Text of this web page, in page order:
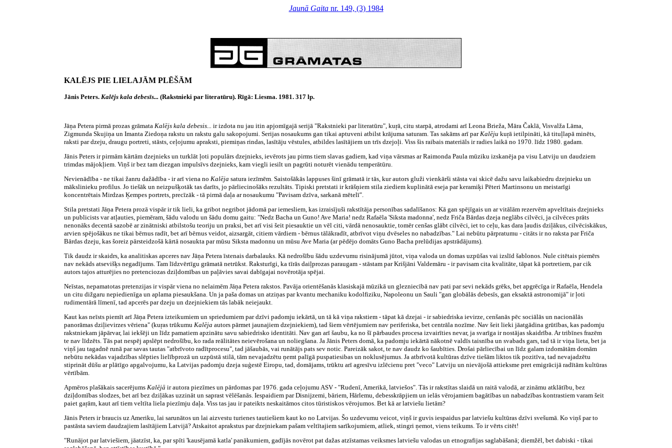
Jaunā Gaitanr. 149, (3) 1984
KALĒJS PIE LIELAJĀM PLĒŠĀM
Jānis Peters. Kalējs kala debesīs... (Rakstnieki par literatūru). Rīgā: Liesma. 1981. 317 lp.
Jāņa Petera pirmā prozas grāmata Kalējs kala debesis... ir izdota nu jau itin apjomīgajā serijā "Rakstnieki par literatūru", kuŗā, citu starpā, atrodami arī Leona Brieža, Māra Čaklā, Visvalža Lāma,
Zigmunda Skujiņa un Imanta Ziedoņa rakstu un rakstu galu sakopojumi. Serijas nosaukums gan tikai aptuveni atbilst krājuma saturam. Tas sakāms arī parKalēju kuŗā ietilpināti, kā tituļlapā minēts,
raksti par dzeju, draugu portreti, stāsts, ceļojumu apraksti, piemiņas rindas, lasītāju vēstules, atbildes lasītājiem un trīs dzejoļi. Viss šis raibais materiāls ir radies laikā no 1970. līdz 1980. gadam.
Jānis Peters ir pirmām kārtām dzejnieks un turklāt ļoti populārs dzejnieks, ievērots jau pirms tiem slavas gadiem, kad viņa vārsmas ar Raimonda Paula mūziku izskanēja pa visu Latviju un daudziem
trimdas mājokļiem. Viņš ir bez tam diezgan impulsīvs dzejnieks, kam viegli iesilt un pagrūti noturēt vienādu temperātūru.
Nevienādība - ne tikai žanru dažādība - ir arī viena no Kalēja satura iezīmēm. Saistošākās lappuses šinī grāmatā ir tās, kur autors gluži vienkārši stāsta vai skicē dažu savu laikabiedru dzejnieku un
mākslinieku profilus. Jo tiešāk un neizpušķotāk tas darīts, jo pārliecinošāks rezultāts. Tipiski pretstati ir krāšņiem stila ziediem kuplinātā eseja par keramiķi Pēteri Martinsonu un meistarīgi
koncentrētais Mirdzas Ķempes portrets, precīzāk - tā pirmā daļa ar nosaukumu "Pavisam dzīva, sarkanā mētelī".
Stila pretstati Jāņa Petera prozā vispār ir tik lieli, ka gribot negribot jādomā par iemesliem, kas izraisījuši rakstītāja personības sadalīšanos: Kā gan spējīgais un ar vitālām rezervēm apveltītais dzejnieks
un publicists var atļauties, piemēram, šādu valodu un šādu domu gaitu: "Nedz Bacha un Guno! Ave Maria! nedz Rafaēla 'Siksta madonna', nedz Friča Bārdas dzeja neglābs cilvēci, ja cilvēces prāts
nenonāks decentā sazobē ar zinātniski atbilstošu teoriju un praksi, bet arī visi šeit piesauktie un vēl citi, vārdā nenosauktie, tomēr cenšas glābt cilvēci, iet to ceļu, kas dara ļaudis dziļākus, cilvēciskākus,
arvien spējošākus ne tikai bērnus radīt, bet arī bērnus veidot, aizsargāt, citiem vārdiem - bērnus tālākradīt, atbrīvot viņu dvēseles no nabadzības." Lai nebūtu pārpratumu - citāts ir no raksta par Friča
Bārdas dzeju, kas šoreiz pārsteidzošā kārtā nosaukta par mūsu Siksta madonnu un mūsu Ave Maria (ar pēdējo domāts Guno Bacha prelūdijas apstrādājums).
Tik daudz ir skaidrs, ka analitiskas apceres nav Jāņa Petera īstenais darbalauks. Kā nedrošību šādu uzdevumu risinājumā jūtot, viņa valoda un domas uzpūšas vai izslīd šablonos. Nule citētais piemērs
nav nekāds atsevišķs negadījums. Tam līdzvērtīgu grāmatā netrūkst. Raksturīgi, ka tīrās daiļprozas paraugam - stāstam par Krišjāni Valdemāru - ir pavisam cita kvalitāte, tāpat kā portretiem, par cik
autors tajos atturējies no pretenciozas dziļdomības un paļāvies savai dabīgajai novērotāja spējai.
Neīstas, nepamatotas pretenzijas ir vispār viena no nelaimēm Jāņa Petera rakstos. Pavāja orientēšanās klasiskajā mūzikā un glezniecībā nav pati par sevi nekāds grēks, bet apgrēcīga ir Rafaēla, Hendela
un citu dižgaru nepiedienīga un aplama piesaukšana. Un ja paša domas un atziņas par kvantu mechaniku kodolfiziku, Napoleonu un Sauli "gan globālās debesīs, gan eksaktā astronomijā" ir ļoti
rudimentārā līmenī, tad apcerēs par dzeju un dzejniekiem tās labāk neiejaukt.
Kaut kas neīsts piemīt arī Jāņa Petera izteikumiem un spriedumiem par dzīvi padomju iekārtā, un tā kā viņa rakstiem - tāpat kā dzejai - ir sabiedriska ievirze, cenšanās pēc sociālās un nacionālās
panorāmas dziļievirzes vēriena" (kuŗas trūkumu Kalēja autors pārmet jaunajiem dzejniekiem), tad šiem vērtējumiem nav periferiska, bet centrāla nozīme. Nav šeit lieki jāatgādina grūtības, kas padomju
rakstniekam jāpārvar, lai iekšēji un līdz pamatiem apzinātu savu sabiedrisko identitāti. Nav gan arī šaubu, ka no šī pārbaudes procesa izvairīties nevar, ja svarīga ir nostājas skaidrība. Ar tribīnes frazēm
te nav līdzēts. Tās pat nespēj apslēpt nedrošību, ko rada reālitātes neievērošana un noliegšana. Ja Jānis Peters domā, ka padomju iekārtā nākotnē valdīs taisnība un svabads gars, tad tā ir viņa lieta, bet ja
viņš jau tagadnē runā par savas tautas "atbrīvoto radītprocesu", tad jāšaubās, vai runātājs pats sev notic. Pareizāk sakot, te nav daudz ko šaubīties. Drošai pārliecībai un līdz galam izdomātām domām
nebūtu nekādas vajadzības slēpties lielībprozā un uzpūstā stilā, tām nevajadzētu ņemt palīgā puspatiesibas un noklusējumus. Ja atbrīvotā kultūras dzīve tiešām liktos tik pozitīva, tad nevajadzētu
stiprināt dūšu ar plātīgo apgalvojumu, ka Latvijas padomju dzeja suģestē Eiropu, tad, domājams, trūktu arī agresīvu izlēcienu pret "veco" Latviju un nievājošā attieksme pret emigrācijā radītām kultūras
vērtībām.
Apmēros plašākais sacerējums Kalējā ir autora piezīmes un pārdomas par 1976. gada ceļojumu ASV - "Rudenī, Amerikā, latviešos". Tās ir rakstītas slaidā un raitā valodā, ar zināmu atklātību, bez
dziļdomības slodzes, bet arī bez dziļākas uzzināt un saprast vēlēšanās. Iespaidiem par Disnijzemi, bāriem, Hārlemu, debesskrāpjiem un ielās vērojamiem bagātības un nabadzības kontrastiem varam šeit
paiet gaŗām, kaut arī tiem veltīta liela piezīmju daļa. Viss tas jau ir pateikts neskaitāmos citos tūristiskos vērojumos. Bet kā ar latviešu lietām?
Jānis Peters ir braucis uz Ameriku, lai sarunātos un lai aizvestu turienes tautiešiem kaut ko no Latvijas. Šo uzdevumu veicot, viņš ir guvis iespaidus par latviešu kultūras dzīvi svešumā. Ko viņš par to
pastāsta saviem daudzajiem lasītājiem Latvijā? Atskaitot aprakstus par dzejniekam pašam veltītajiem sarīkojumiem, atliek, stingri ņemot, viens teikums. To ir vērts citēt!
"Runājot par latviešiem, jāatzīst, ka, par spīti 'kausējamā katla' panākumiem, gadījās novērot pat dažas atzīstamas veiksmes latviešu valodas un etnografijas saglabāšanā; diemžēl, bet dabiski - tikai